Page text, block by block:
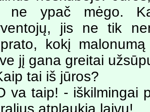
ne ypač mėgo.
jis ne tik
kokį
jį gana greitai
tai iš jūros?
va taip! - iškilmingai
atplaukia laivu!